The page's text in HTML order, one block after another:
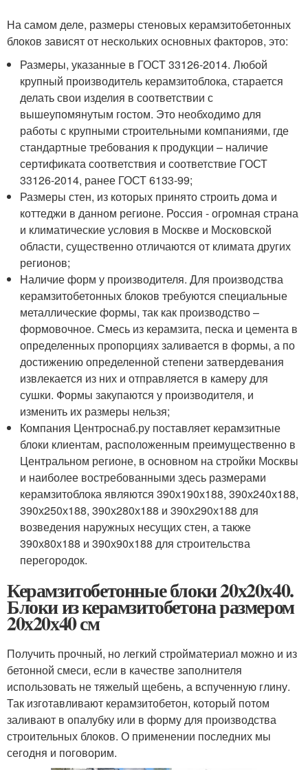
На самом деле, размеры стеновых керамзитобетонных
блоков зависят от нескольких основных факторов, это:
Размеры, указанные в ГОСТ 33126-2014. Любой
крупный производитель керамзитоблока, старается
делать свои изделия в соответствии с
вышеупомянутым гостом. Это необходимо для
работы с крупными строительными компаниями, где
стандартные требования к продукции – наличие
сертификата соответствия и соответствие ГОСТ
33126-2014, ранее ГОСТ 6133-99;
Размеры стен, из которых принято строить дома и
коттеджи в данном регионе. Россия - огромная страна
и климатические условия в Москве и Московской
области, существенно отличаются от климата других
регионов;
Наличие форм у производителя. Для производства
керамзитобетонных блоков требуются специальные
металлические формы, так как производство –
формовочное. Смесь из керамзита, песка и цемента в
определенных пропорциях заливается в формы, а по
достижению определенной степени затвердевания
извлекается из них и отправляется в камеру для
сушки. Формы закупаются у производителя, и
изменить их размеры нельзя;
Компания Центроснаб.ру поставляет керамзитные
блоки клиентам, расположенным преимущественно в
Центральном регионе, в основном на стройки Москвы
и наиболее востребованными здесь размерами
керамзитоблока являются 390х190х188, 390х240х188,
390х250х188, 390х280х188 и 390х290х188 для
возведения наружных несущих стен, а также
390х80х188 и 390х90х188 для строительства
перегородок.
Керамзитобетонные блоки 20х20х40.
Блоки из керамзитобетона размером
20х20х40 см
Получить прочный, но легкий стройматериал можно и из
бетонной смеси, если в качестве заполнителя
использовать не тяжелый щебень, а вспученную глину.
Так изготавливают керамзитобетон, который потом
заливают в опалубку или в форму для производства
строительных блоков. О применении последних мы
сегодня и поговорим.